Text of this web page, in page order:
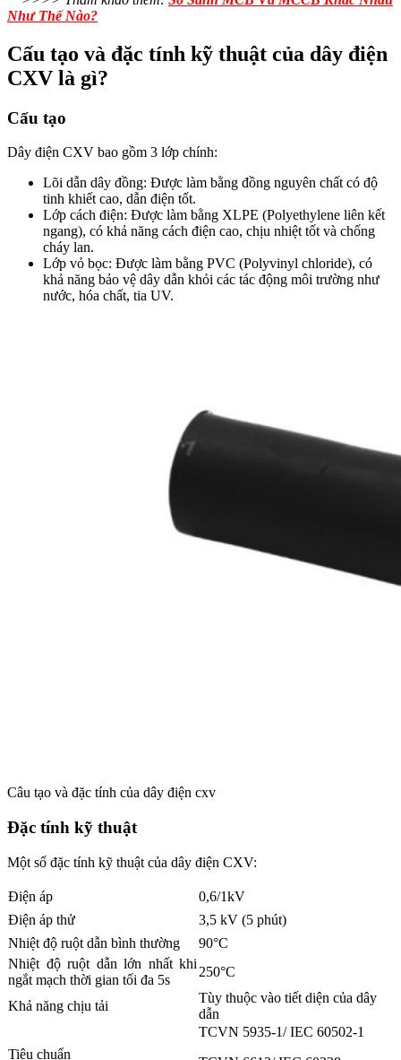
Như Thế Nào?
Cấu tạo và đặc tính kỹ thuật của dây điện
CXV là gì?
Cấu tạo
Dây điện CXV bao gồm 3 lớp chính:
Lõi dẫn dây đồng: Được làm bằng đồng nguyên chất có độ
tinh khiết cao, dẫn điện tốt.
Lớp cách điện: Được làm bằng XLPE (Polyethylene liên kết
ngang), có khả năng cách điện cao, chịu nhiệt tốt và chống
cháy lan.
Lớp vỏ bọc: Được làm bằng PVC (Polyvinyl chloride), có
khả năng bảo vệ dây dẫn khỏi các tác động môi trường như
nước, hóa chất, tia UV.
Câu tạo và đặc tính của dây điện cxv
Đặc tính kỹ thuật
Một số đặc tính kỹ thuật của dây điện CXV:
Điện áp
0,6/1kV
Điện áp thử
3,5 kV (5 phút)
Nhiệt độ ruột dẫn bình thường
90°C
Nhiệt độ ruột dẫn lớn nhất khi
ngắt mạch thời gian tối đa 5s
250°C
Khả năng chịu tải
Tùy thuộc vào tiết diện của dây
dẫn
Tiêu chuẩn
TCVN 5935-1/ IEC 60502-1